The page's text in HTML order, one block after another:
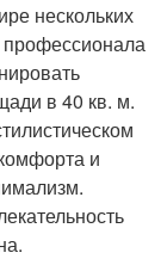
нескольких
профессионала
в 40 кв. м.
и